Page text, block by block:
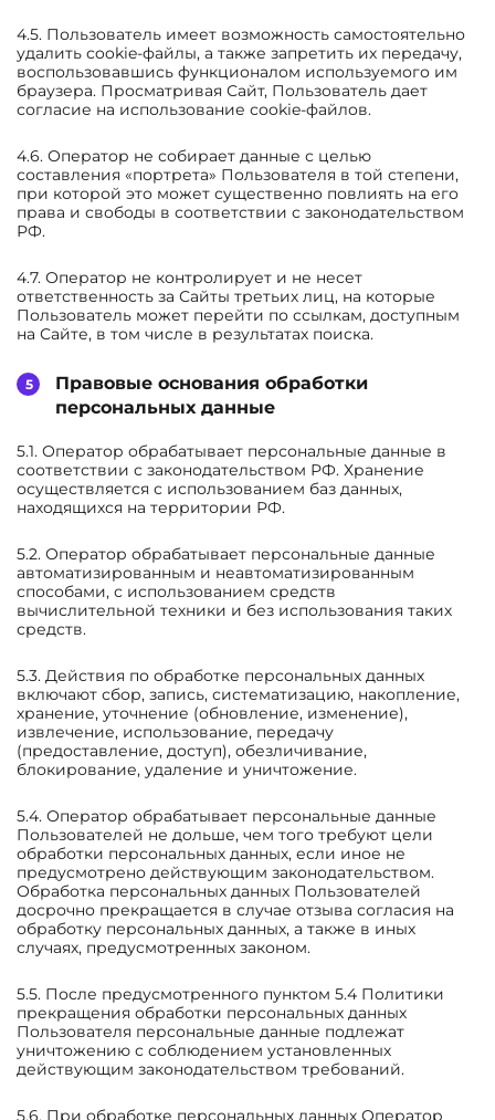
4.5. Пользователь имеет возможность самостоятельно
удалить сookie-файлы, а также запретить их передачу,
воспользовавшись функционалом используемого им
браузера. Просматривая Сайт, Пользователь дает
согласие на использование сookie-файлов.
4.6. Оператор не собирает данные с целью
составления «портрета» Пользователя в той степени,
при которой это может существенно повлиять на его
права и свободы в соответствии с законодательством
РФ.
4.7. Оператор не контролирует и не несет
ответственность за Сайты третьих лиц, на которые
Пользователь может перейти по ссылкам, доступным
на Сайте, в том числе в результатах поиска.
Правовые основания обработки
персональных данные
5.1. Оператор обрабатывает персональные данные в
соответствии с законодательством РФ. Хранение
осуществляется с использованием баз данных,
находящихся на территории РФ.
5.2. Оператор обрабатывает персональные данные
автоматизированным и неавтоматизированным
способами, с использованием средств
вычислительной техники и без использования таких
средств.
5.3. Действия по обработке персональных данных
включают сбор, запись, систематизацию, накопление,
хранение, уточнение (обновление, изменение),
извлечение, использование, передачу
(предоставление, доступ), обезличивание,
блокирование, удаление и уничтожение.
5.4. Оператор обрабатывает персональные данные
Пользователей не дольше, чем того требуют цели
обработки персональных данных, если иное не
предусмотрено действующим законодательством.
Обработка персональных данных Пользователей
досрочно прекращается в случае отзыва согласия на
обработку персональных данных, а также в иных
случаях, предусмотренных законом.
5.5. После предусмотренного пунктом 5.4 Политики
прекращения обработки персональных данных
Пользователя персональные данные подлежат
уничтожению с соблюдением установленных
действующим законодательством требований.
5.6. При обработке персональных данных Оператор